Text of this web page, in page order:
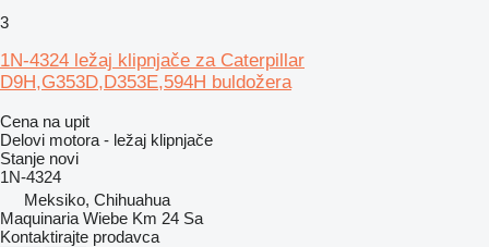
3
1N-4324 ležaj klipnjače za Caterpillar
D9H,G353D,D353E,594H buldožera
Cena na upit
Delovi motora - ležaj klipnjače
Stanje novi
1N-4324
Meksiko, Chihuahua
Maquinaria Wiebe Km 24 Sa
Kontaktirajte prodavca